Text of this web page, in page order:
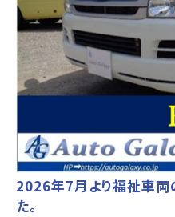
2026年7月より福祉車両
た。